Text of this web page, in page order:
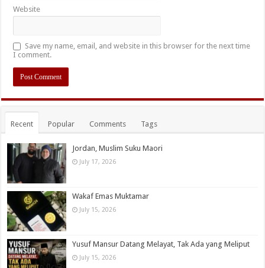
Website
Save my name, email, and website in this browser for the next time
I comment.
Recent Popular Comments Tags
Jordan, Muslim Suku Maori
July 17, 2026
Wakaf Emas Muktamar
July 15, 2026
Yusuf Mansur Datang Melayat, Tak Ada yang Meliput
July 15, 2026